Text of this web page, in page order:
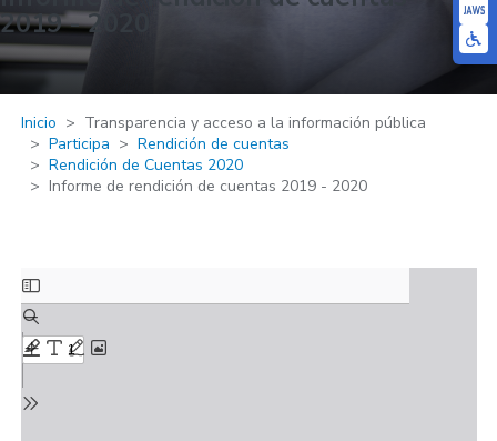
2019 - 2020
Inicio
Transparencia y acceso a la información pública
Participa
Rendición de cuentas
Rendición de Cuentas 2020
Informe de rendición de cuentas 2019 - 2020